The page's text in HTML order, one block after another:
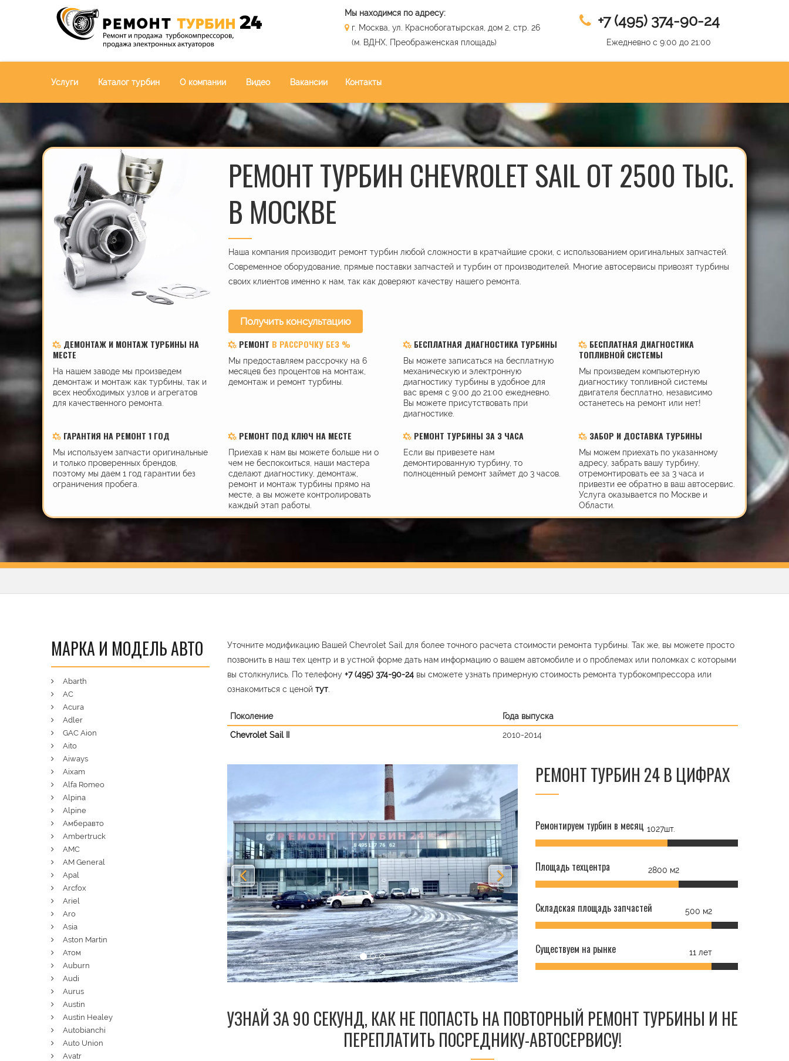
Мы находимся по адресу:
г. Москва, ул. Краснобогатырская, дом 2, стр. 26
(м. ВДНХ, Преображенская площадь)
+7 (495) 374-90-24
Ежедневно с 9:00 до 21:00
Услуги Каталог турбин О компании Видео Вакансии Контакты
РЕМОНТ ТУРБИН CHEVROLET SAIL ОТ 2500 ТЫС.
В МОСКВЕ
Наша компания производит ремонт турбин любой сложности в кратчайшие сроки, с использованием оригинальных запчастей.
Современное оборудование, прямые поставки запчастей и турбин от производителей. Многие автосервисы привозят турбины
своих клиентов именно к нам, так как доверяют качеству нашего ремонта.
Получить консультацию
ДЕМОНТАЖ И МОНТАЖ ТУРБИНЫ НА
МЕСТЕ
На нашем заводе мы произведем
демонтаж и монтаж как турбины, так и
всех необходимых узлов и агрегатов
для качественного ремонта.
РЕМОНТ В РАССРОЧКУ БЕЗ %
Мы предоставляем рассрочку на 6
месяцев без процентов на монтаж,
демонтаж и ремонт турбины.
БЕСПЛАТНАЯ ДИАГНОСТИКА ТУРБИНЫ
Вы можете записаться на бесплатную
механическую и электронную
диагностику турбины в удобное для
вас время с 9:00 до 21:00 ежедневно.
Вы можете присутствовать при
диагностике.
БЕСПЛАТНАЯ ДИАГНОСТИКА
ТОПЛИВНОЙ СИСТЕМЫ
Мы произведем компьютерную
диагностику топливной системы
двигателя бесплатно, независимо
останетесь на ремонт или нет!
ГАРАНТИЯ НА РЕМОНТ 1 ГОД
Мы используем запчасти оригинальные
и только проверенных брендов,
поэтому мы даем 1 год гарантии без
ограничения пробега.
РЕМОНТ ПОД КЛЮЧ НА МЕСТЕ
Приехав к нам вы можете больше ни о
чем не беспокоиться, наши мастера
сделают диагностику, демонтаж,
ремонт и монтаж турбины прямо на
месте, а вы можете контролировать
каждый этап работы.
РЕМОНТ ТУРБИНЫ ЗА 3 ЧАСА
Если вы привезете нам
демонтированную турбину, то
полноценный ремонт займет до 3 часов.
ЗАБОР И ДОСТАВКА ТУРБИНЫ
Мы можем приехать по указанному
адресу, забрать вашу турбину,
отремонтировать ее за 3 часа и
привезти ее обратно в ваш автосервис.
Услуга оказывается по Москве и
Области.
Уточните модификацию Вашей Chevrolet Sail для более точного расчета стоимости ремонта турбины. Так же, вы можете просто
позвонить в наш тех центр и в устной форме дать нам информацию о вашем автомобиле и о проблемах или поломках с которыми
вы столкнулись. По телефону +7 (495) 374-90-24 вы сможете узнать примерную стоимость ремонта турбокомпрессора или
ознакомиться с ценой тут
Поколение
Года выпуска
Chevrolet Sail II
2010-2014
РЕМОНТ ТУРБИН 24 В ЦИФРАХ
Ремонтируем турбин в месяц 1027шт.
Площадь техцентра 2800 м2
Складская площадь запчастей 500 м2
Существуем на рынке 11 лет
УЗНАЙ ЗА 90 СЕКУНД, КАК НЕ ПОПАСТЬ НА ПОВТОРНЫЙ РЕМОНТ ТУРБИНЫ И НЕ
ПЕРЕПЛАТИТЬ ПОСРЕДНИКУ-АВТОСЕРВИСУ!
МАРКА И МОДЕЛЬ АВТО
Abarth
AC
Acura
Adler
GAC Aion
Aito
Aiways
Aixam
Alfa Romeo
Alpina
Alpine
Амберавто
Ambertruck
AMC
AM General
Apal
Arcfox
Ariel
Aro
Asia
Aston Martin
Атом
Auburn
Audi
Aurus
Austin
Austin Healey
Autobianchi
Auto Union
Avatr